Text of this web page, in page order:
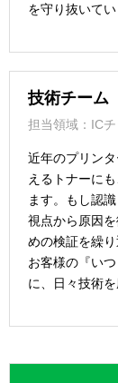
を守り抜いてい
技術チーム
担当領域：IC
近年のプリン
えるトナーに
ます。もし認
視点から原因
めの検証を繰り
お客様の『い
に、日々技術を